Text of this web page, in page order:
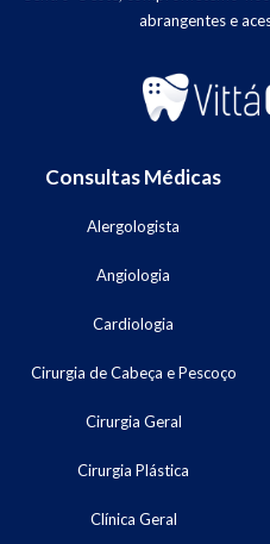
abrangentes e
Consultas Médicas
Alergologista
Angiologia
Cardiologia
Cirurgia de Cabeça e Pescoço
Cirurgia Geral
Cirurgia Plástica
Clínica Geral